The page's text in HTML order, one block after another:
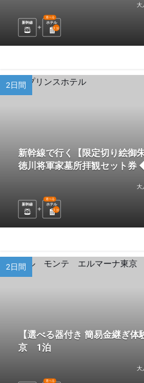
新幹線 ホテル
選べる
1 泊
大
2日間
新幹線で行く【限定切り絵御
徳川将軍家墓所拝観セット
新幹線 ホテル
選べる
1 泊
大
2日間
【選べる器付き 簡易金継ぎ
京 1泊
選べる
大